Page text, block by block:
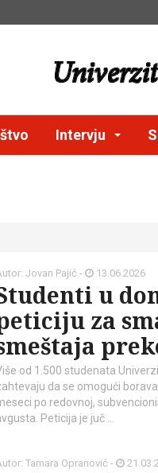
Intervju
Jovan Pajić - 13.06.2026
u
za
od 1.500 studenata
da se omogući
po redovnoj,
Peticija je juč …
Tamara Opranović -